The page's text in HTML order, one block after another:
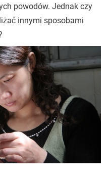
powodów. Jednak czy
innymi sposobami